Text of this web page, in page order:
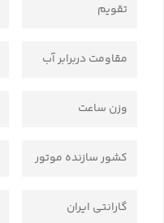
تقویم
مقاومت دربرابر آب
وزن ساعت
کشور سازنده موتور
گارانتی ایران